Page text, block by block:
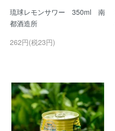
琉球レモンサワー 350ml 南
都酒造所
262円(税23円)